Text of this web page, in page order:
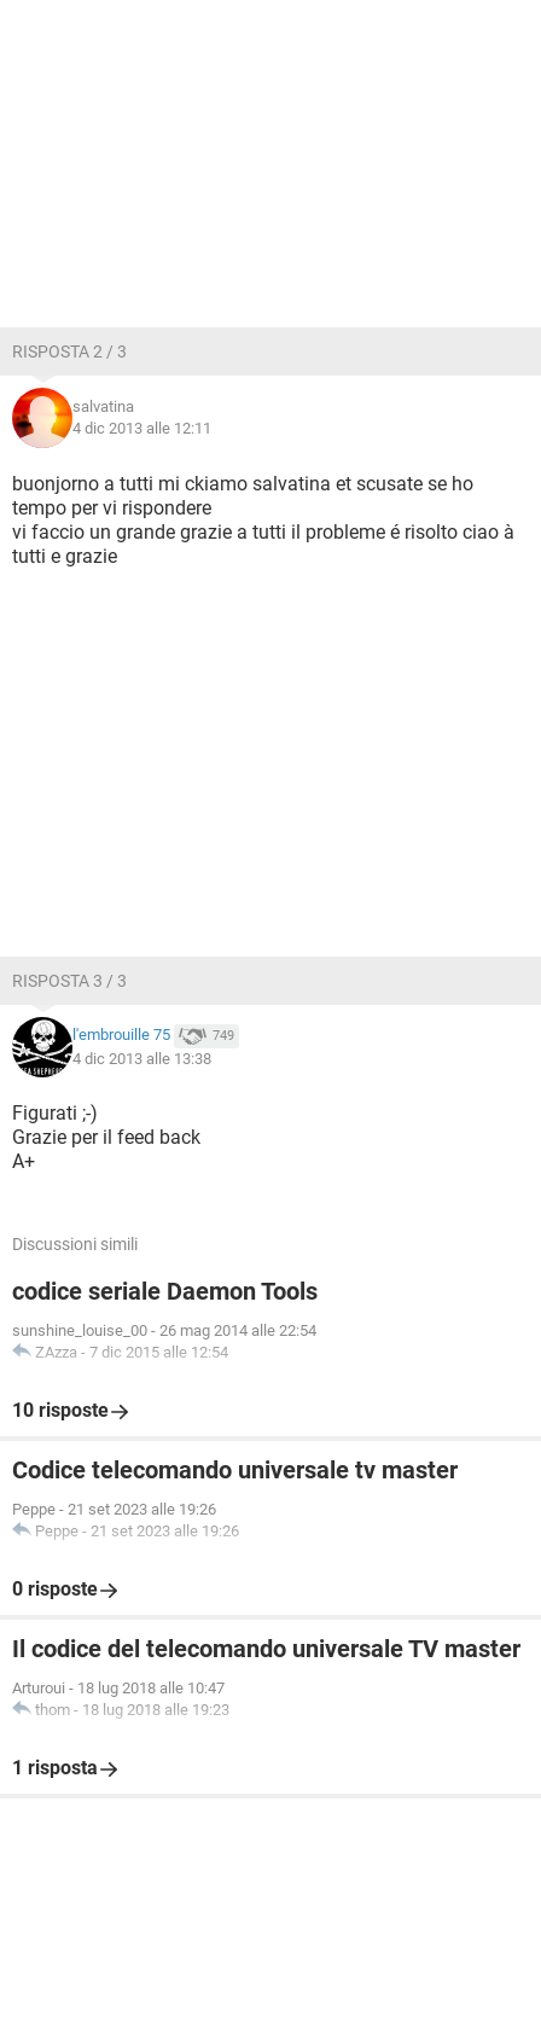
RISPOSTA 2 / 3
salvatina
4 dic 2013 alle 12:11
buonjorno a tutti mi ckiamo salvatina et scusate se ho
tempo per vi rispondere
vi faccio un grande grazie a tutti il probleme é risolto ciao à
tutti e grazie
RISPOSTA 3 / 3
l'embrouille 75 749
4 dic 2013 alle 13:38
Figurati ;-)
Grazie per il feed back
A+
Discussioni simili
codice seriale Daemon Tools
sunshine_louise_00 - 26 mag 2014 alle 22:54
ZAzza - 7 dic 2015 alle 12:54
10 risposte
Codice telecomando universale tv master
Peppe - 21 set 2023 alle 19:26
Peppe - 21 set 2023 alle 19:26
0 risposte
Il codice del telecomando universale TV master
Arturoui - 18 lug 2018 alle 10:47
thom - 18 lug 2018 alle 19:23
1 risposta